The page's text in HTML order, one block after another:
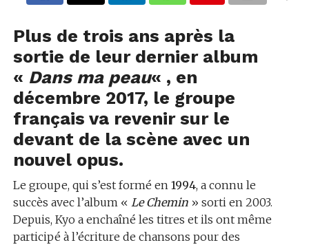
Plus de trois ans après la
sortie de leur dernier album
« Dans ma peau« , en
décembre 2017, le groupe
français va revenir sur le
devant de la scène avec un
nouvel opus.
Le groupe, qui s’est formé en 1994, a connu le
succès avec l’album « Le Chemin» sorti en 2003.
Depuis, Kyo a enchaîné les titres et ils ont même
participé à l’écriture de chansons pour des